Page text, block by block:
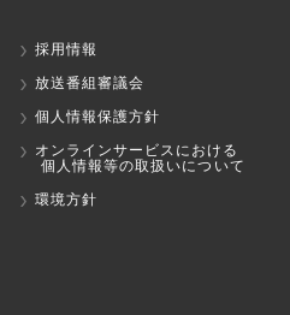
採用情報
放送番組審議会
個人情報保護方針
オンラインサービスにおける
個人情報等の取扱いについて
環境方針